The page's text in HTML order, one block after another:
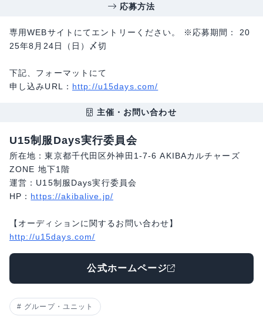
応募方法
専用WEBサイトにてエントリーください。 ※応募期間： 20
25年8月24日（日）〆切
下記、フォーマットにて
申し込みURL： http://u15days.com/
主催・お問い合わせ
U15制服Days実行委員会
所在地：東京都千代田区外神田1-7-6 AKIBAカルチャーズ
ZONE 地下1階
運営：U15制服Days実行委員会
HP： https://akibalive.jp/
【オーディションに関するお問い合わせ】
http://u15days.com/
公式ホームページ
グループ・ユニット